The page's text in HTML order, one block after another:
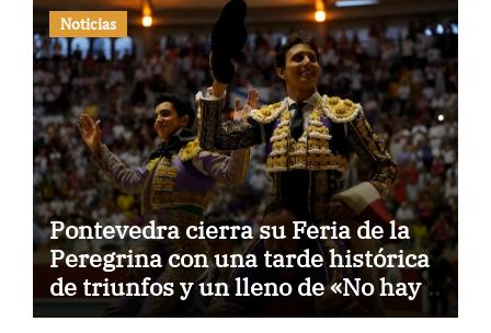
Noticias
Pontevedra cierra su Feria de la
Peregrina con una tarde histórica
de triunfos y un lleno de «No hay
billetes»